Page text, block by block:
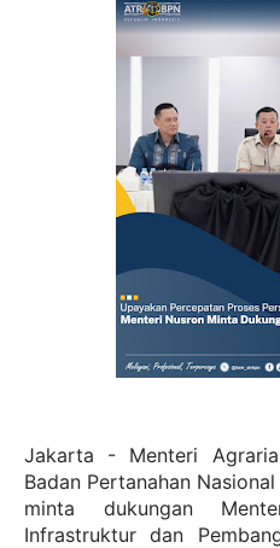
Jakarta - Menteri
Badan Pertanahan
minta dukungan
Infrastruktur dan